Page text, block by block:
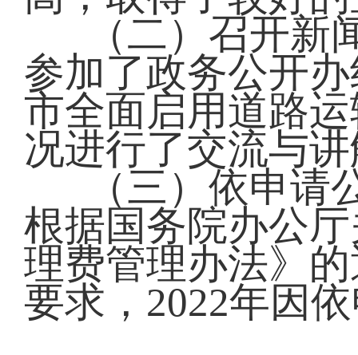
（二）召开
参加了政务公开
市全面启用道路
况进行了交流与
（三）依申
根据国务院办公
理费管理办法》
要求，2022年因